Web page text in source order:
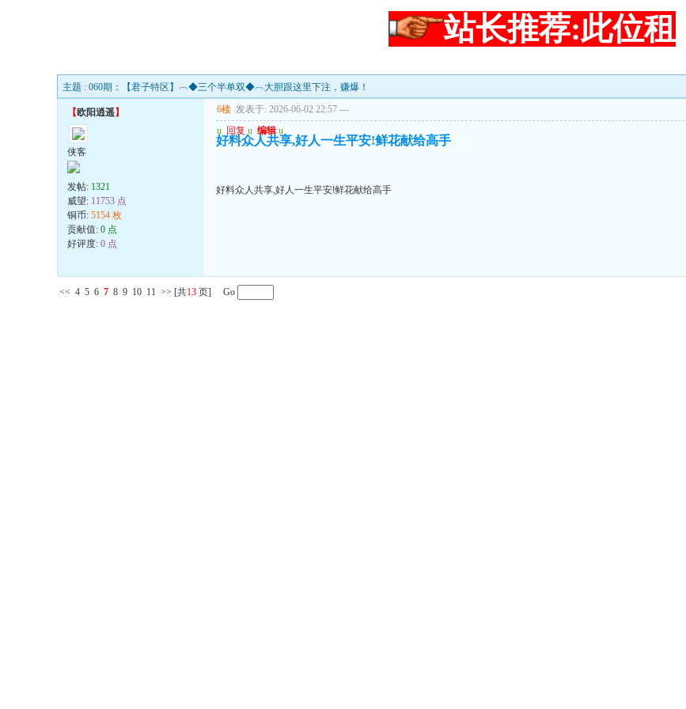
站长推荐:此位租
主题 : 060期：【君子特区】︹◆三个半单双◆︹大胆跟这里下注，赚爆！
【 欧阳逍遥】
侠客
发帖: 1321
威望: 11753 点
铜币: 5154 枚
贡献值: 0 点
好评度: 0 点
6楼 发表于: 2026-06-02 22:57 ---
u 回复 u 编辑 u
好料众人共享,好人一生平安!鲜花献给高手
好料众人共享,好人一生平安!鲜花献给高手
<< 4 5 6 7 8 9 10 11 >> [共13 页] Go